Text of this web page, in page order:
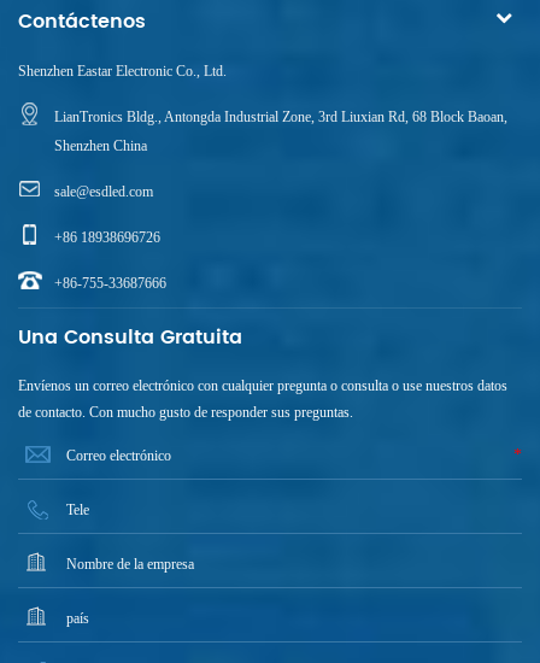
Contáctenos
Shenzhen Eastar Electronic Co., Ltd.
LianTronics Bldg., Antongda Industrial Zone, 3rd Liuxian Rd, 68 Block Baoan,
Shenzhen China
sale@esdled.com
+86 18938696726
+86-755-33687666
Una Consulta Gratuita
Envíenos un correo electrónico con cualquier pregunta o consulta o use nuestros datos
de contacto. Con mucho gusto de responder sus preguntas.
*